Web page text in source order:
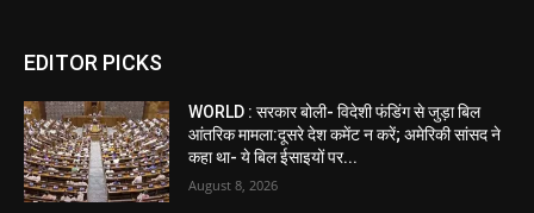
EDITOR PICKS
WORLD : सरकार बोली- विदेशी फंडिंग से जुड़ा बिल
आंतरिक मामला:दूसरे देश कमेंट न करें; अमेरिकी सांसद ने
कहा था- ये बिल ईसाइयों पर...
August 8, 2026